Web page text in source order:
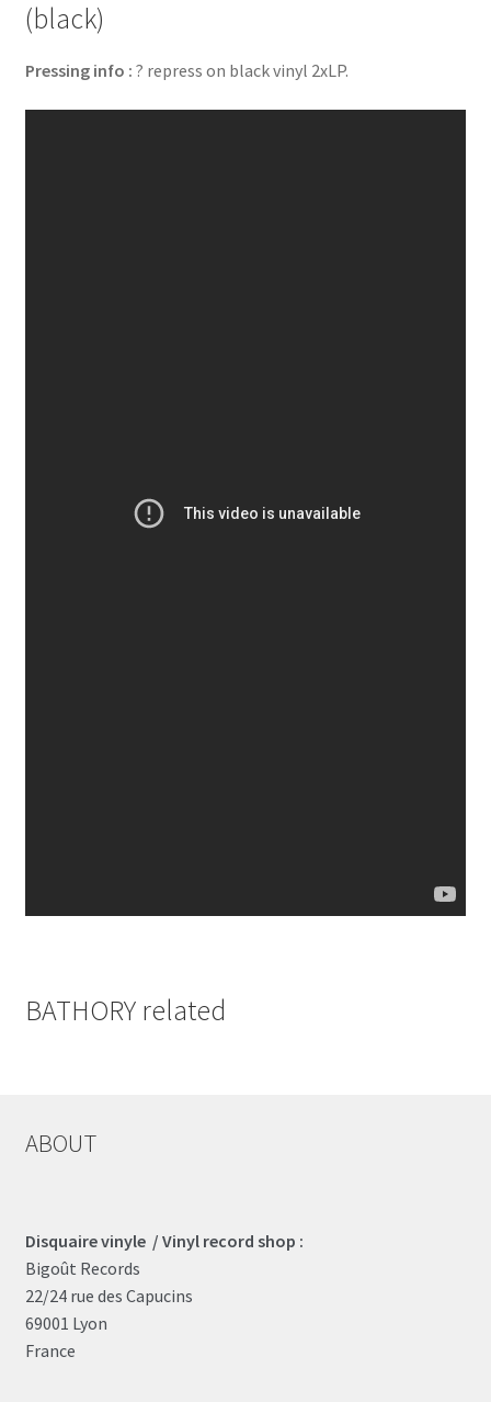
(black)
Pressing info : ? repress on black vinyl 2xLP.
BATHORY related
ABOUT
Disquaire vinyle / Vinyl record shop :
Bigoût Records
22/24 rue des Capucins
69001 Lyon
France